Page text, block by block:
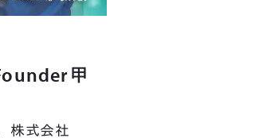
甲
株式会社